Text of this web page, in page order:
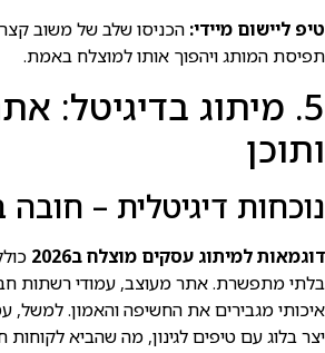
טיפ ליישום מיידי: הכניסו שלב של משוב
תפיסת המותג ויהפוך אותו למוצלח באמת.
5. מיתוג בדיגיטל:
ותוכן
נוכחות דיגיטלית – חובה
דוגמאות למיתוג עסקים מוצלח ב2026
בלתי מתפשרת. אתר מעוצב, עמודי רשתות
איכותי מגבירים את החשיפה והאמון. למשל,
יצר בלוג עם טיפים לגינון, מה שהביא לקוחות